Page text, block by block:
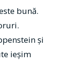
bună.
și
ieşim